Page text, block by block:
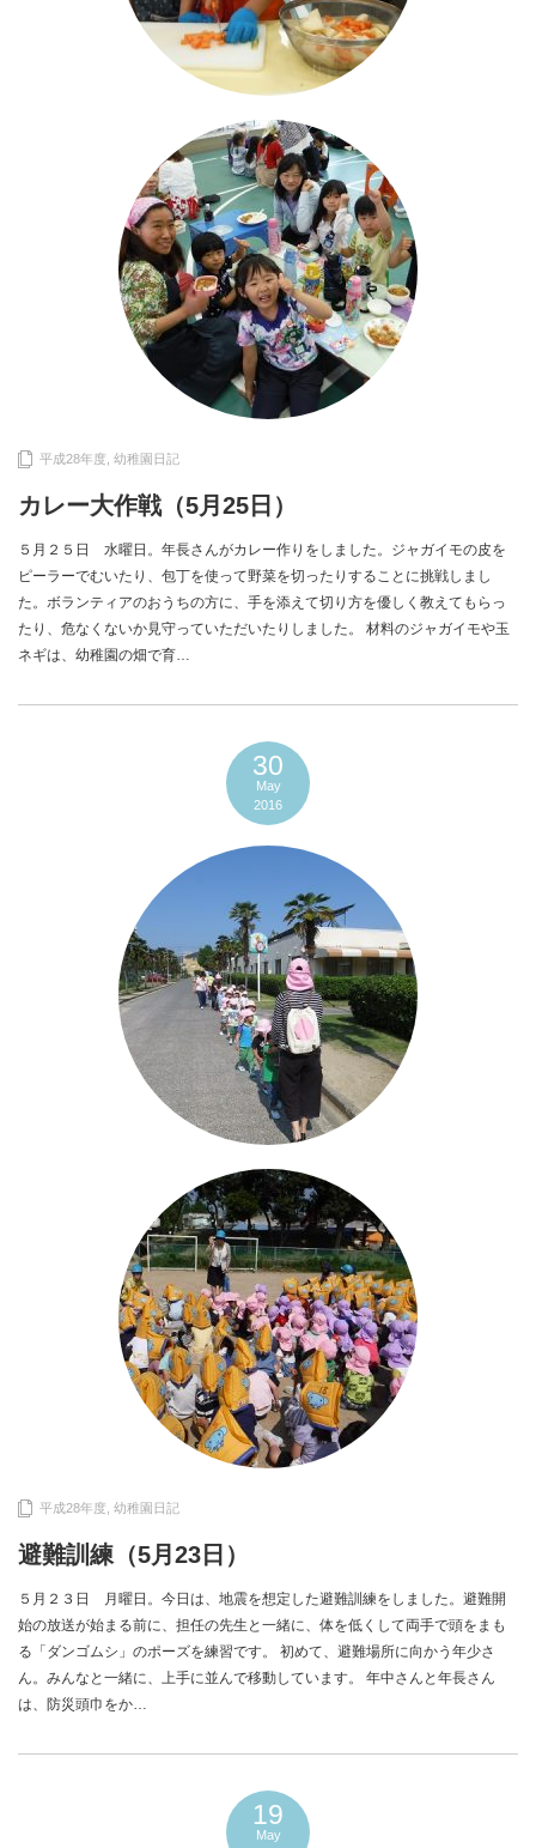
平成28年度 幼稚園日記
カレー大作戦（5月25日）
５月２５日 水曜日。年長さんがカレー作りをしました。ジャガイモの皮を
ピーラーでむいたり、包丁を使って野菜を切ったりすることに挑戦しまし
た。ボランティアのおうちの方に、手を添えて切り方を優しく教えてもらっ
たり、危なくないか見守っていただいたりしました。 材料のジャガイモや玉
ネギは、幼稚園の畑で育…
30
May
2016
平成28年度 幼稚園日記
避難訓練（5月23日）
５月２３日 月曜日。今日は、地震を想定した避難訓練をしました。避難開
始の放送が始まる前に、担任の先生と一緒に、体を低くして両手で頭をまも
る「ダンゴムシ」のポーズを練習です。 初めて、避難場所に向かう年少さ
ん。みんなと一緒に、上手に並んで移動しています。 年中さんと年長さん
は、防災頭巾をか…
19
May